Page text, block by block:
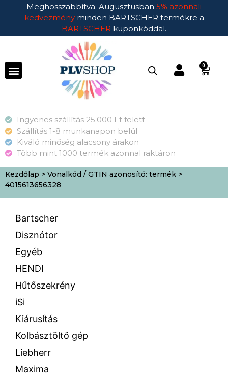
Meghosszabbítva: Augusztusban 5% azonnali
kedvezmény minden BARTSCHER termékre a
BARTSCHER kuponkóddal.
0
Ingyenes szállítás 25.000 Ft felett
Szállítás 1-8 munkanapon belül
Kiváló minőség alacsony árakon
Több mint 1000 termék azonnal raktáron
Kezdőlap > Vonalkód / GTIN azonosító: termék >
4015613656328
Bartscher
Disznótor
Egyéb
HENDI
Hűtőszekrény
iSi
Kiárusítás
Kolbásztöltő gép
Liebherr
Maxima